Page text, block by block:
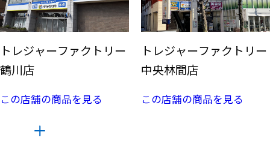
トレジャーファクトリー
鶴川店
この店舗の商品を見る
トレジャーファクトリー
中央林間店
この店舗の商品を見る